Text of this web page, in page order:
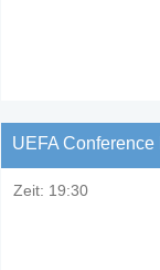
UEFA
Zeit: 19:30